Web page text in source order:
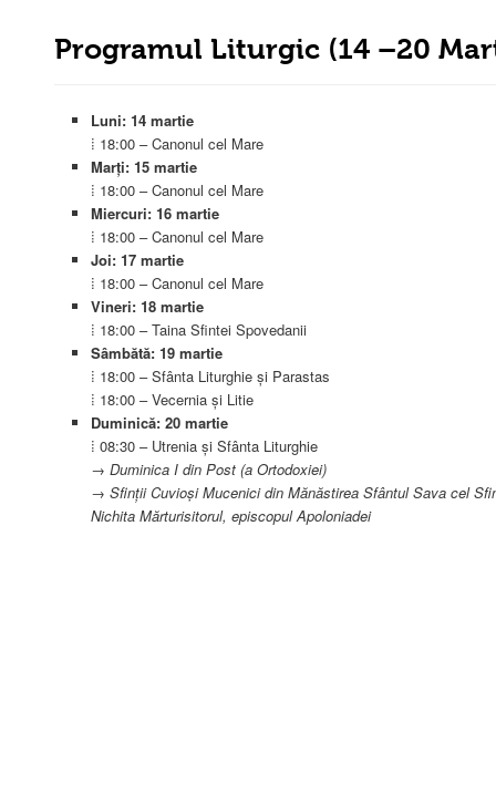
Programul Liturgic (14 –20
Luni: 14 martie
⁞ 18:00 – Canonul cel Mare
Marți: 15 martie
⁞ 18:00 – Canonul cel Mare
Miercuri: 16 martie
⁞ 18:00 – Canonul cel Mare
Joi: 17 martie
⁞ 18:00 – Canonul cel Mare
Vineri: 18 martie
⁞ 18:00 – Taina Sfintei Spovedanii
Sâmbătă: 19 martie
⁞ 18:00 – Sfânta Liturghie și Parastas
⁞ 18:00 – Vecernia și Litie
Duminică: 20 martie
⁞ 08:30 – Utrenia și Sfânta Liturghie
→ Duminica I din Post (a Ortodoxiei)
→ Sfinții Cuvioși Mucenici din Mănăstirea Sfântul Sava cel
Nichita Mărturisitorul, episcopul Apoloniadei